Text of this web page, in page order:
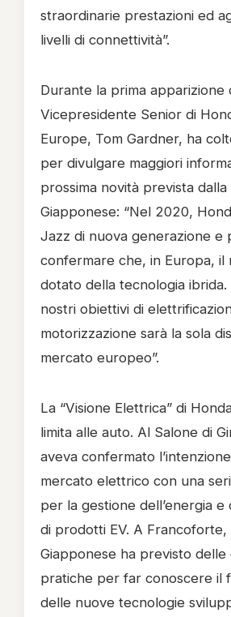
straordinarie prestazioni ed
livelli di connettività”.
Durante la prima apparizione
Vicepresidente Senior di
Europe, Tom Gardner, ha
per divulgare maggiori
prossima novità prevista dalla
Giapponese: “Nel 2020,
Jazz di nuova generazione e
confermare che, in Europa, il
dotato della tecnologia ibrida.
nostri obiettivi di
motorizzazione sarà la sola
mercato europeo”.
La “Visione Elettrica” di
limita alle auto. Al Salone di
aveva confermato
mercato elettrico con una
per la gestione dell’energia e
di prodotti EV. A Francoforte,
Giapponese ha previsto delle
pratiche per far conoscere il
delle nuove tecnologie